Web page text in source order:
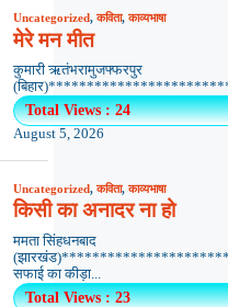
Uncategorized,कविता,काव्यभाषा
मेरे मन मीत
कुमारी ऋतंभरामुजफ्फरपुर
Total Views : 24
August 5, 2026
Uncategorized,कविता,काव्यभाषा
किसी का अनादर ना हो
ममता सिंहधनबाद
सफाई का कीड़ा...
Total Views : 23